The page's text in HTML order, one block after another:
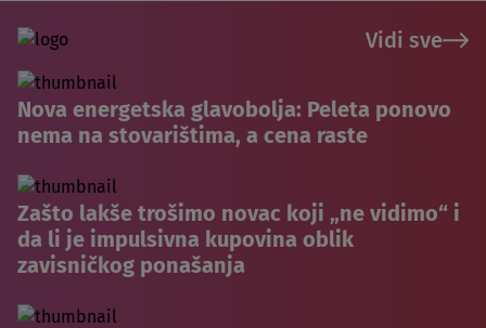
Vidi sve
Nova energetska glavobolja: Peleta ponovo
nema na stovarištima, a cena raste
Zašto lakše trošimo novac koji „ne vidimo“ i
da li je impulsivna kupovina oblik
zavisničkog ponašanja